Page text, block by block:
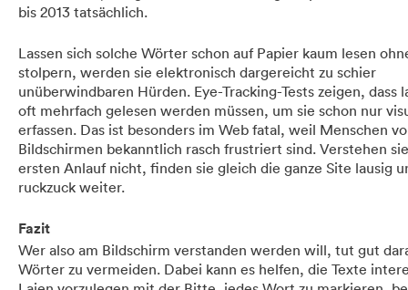
bis 2013 tatsächlich.
Lassen sich solche Wörter schon auf Papier kaum lesen
stolpern, werden sie elektronisch dargereicht zu schier
unüberwindbaren Hürden. Eye-Tracking-Tests zeigen, dass
oft mehrfach gelesen werden müssen, um sie schon nur
erfassen. Das ist besonders im Web fatal, weil Menschen
Bildschirmen bekanntlich rasch frustriert sind. Verstehen
ersten Anlauf nicht, finden sie gleich die ganze Site lausig
ruckzuck weiter.
Fazit
Wer also am Bildschirm verstanden werden will, tut gut
Wörter zu vermeiden. Dabei kann es helfen, die Texte